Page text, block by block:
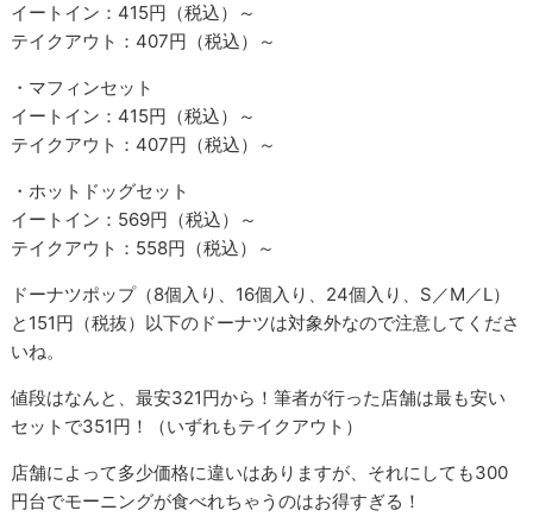
イートイン：415円（税込）～
テイクアウト：407円（税込）～
・マフィンセット
イートイン：415円（税込）～
テイクアウト：407円（税込）～
・ホットドッグセット
イートイン：569円（税込）～
テイクアウト：558円（税込）～
ドーナツポップ（8個入り、16個入り、24個入り、S／M／L）
と151円（税抜）以下のドーナツは対象外なので注意してくださ
いね。
値段はなんと、最安321円から！筆者が行った店舗は最も安い
セットで351円！（いずれもテイクアウト）
店舗によって多少価格に違いはありますが、それにしても300
円台でモーニングが食べれちゃうのはお得すぎる！